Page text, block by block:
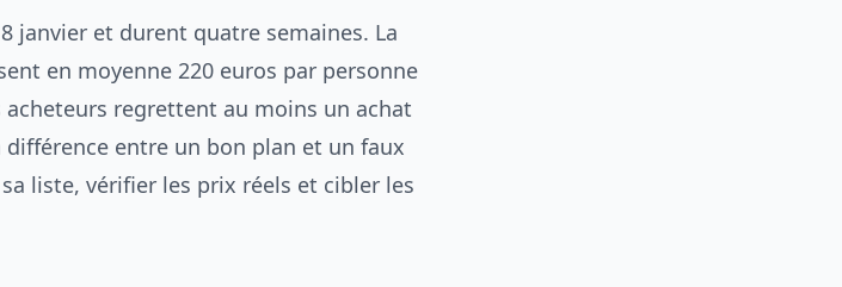
janvier et durent quatre semaines. La
en moyenne 220 euros par personne
regrettent au moins un achat
entre un bon plan et un faux
liste, vérifier les prix réels et cibler les